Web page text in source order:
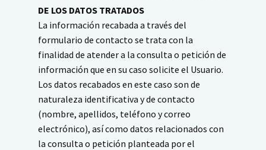
DE LOS DATOS TRATADOS
La información recabada a través del
formulario de contacto se trata con la
finalidad de atender a la consulta o petición de
información que en su caso solicite el Usuario.
Los datos recabados en este caso son de
naturaleza identificativa y de contacto
(nombre, apellidos, teléfono y correo
electrónico), así como datos relacionados con
la consulta o petición planteada por el